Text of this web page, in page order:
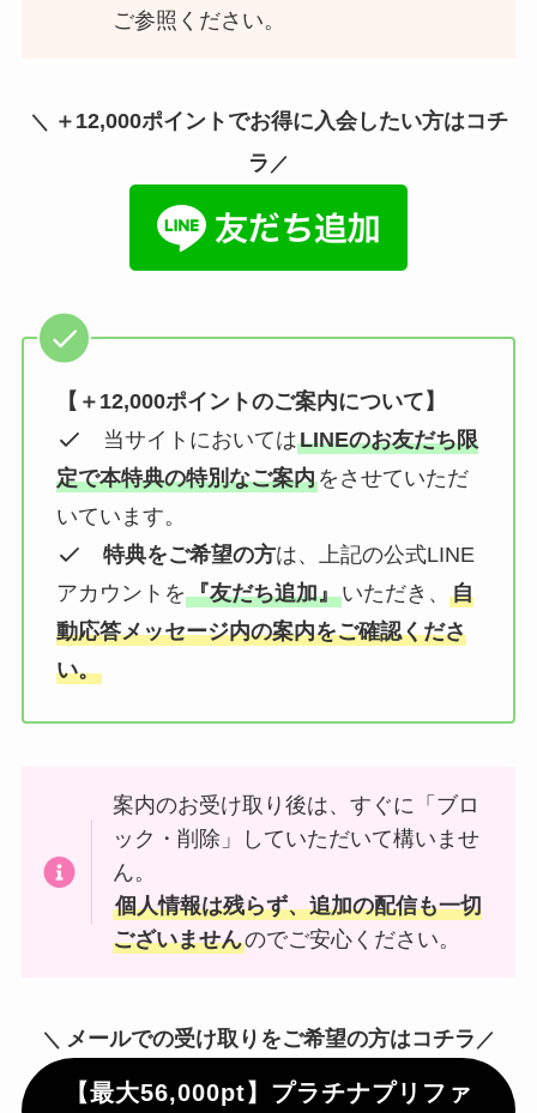
ご参照ください。
＼ ＋12,000ポイント でお得に入会したい方はコチ
ラ ／
【＋12,000ポイントのご案内について】
当サイトにおいてはLINEのお友だち限
定で本特典の特別なご案内をさせていただ
いています。
特典をご希望の方は、上記の公式LINE
アカウントを『友だち追加』いただき、 自
動応答メッセージ内の案内をご確認くださ
い。
案内のお受け取り後は、すぐに「ブロ
ック・削除」していただいて構いませ
ん。
個人情報は残らず、追加の配信も一切
ございませんのでご安心ください。
＼ メールでの受け取りをご希望の方はコチラ ／
【最大56,000pt】プラチナプリファ